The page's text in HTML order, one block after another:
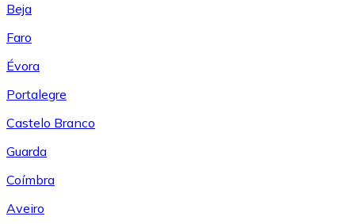
Beja
Faro
Évora
Portalegre
Castelo Branco
Guarda
Coímbra
Aveiro